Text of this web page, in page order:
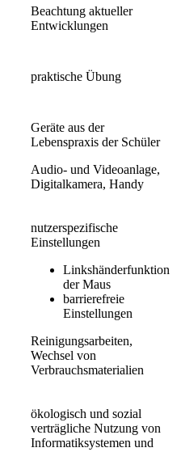
Beachtung aktueller
Entwicklungen
praktische Übung
Geräte aus der
Lebenspraxis der Schüler
Audio- und Videoanlage,
Digitalkamera, Handy
nutzerspezifische
Einstellungen
Linkshänderfunktion
der Maus
barrierefreie
Einstellungen
Reinigungsarbeiten,
Wechsel von
Verbrauchsmaterialien
ökologisch und sozial
verträgliche Nutzung von
Informatiksystemen und